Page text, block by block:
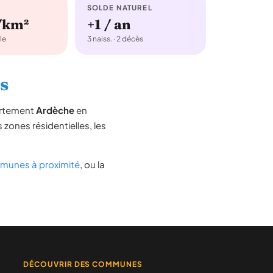
SOLDE NATUREL
+1 / an
3 naiss. · 2 décès
Ardècheen
zones résidentielles, les
à proximité, ou la
DÉCOUVRIR DES COMMUNES